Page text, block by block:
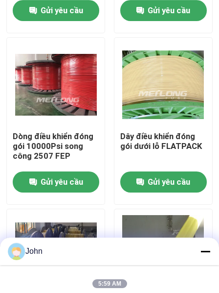
Trang Chủ
Video
Về chúng tôi
Tham quan nhà máy
Liên hệ chúng tôi
Tin tức
Các trường hợp
Đường dây điều khiển thủy lực
Gửi yêu cầu
Gửi yêu cầu
Dòng điều khiển đóng
gói 10000Psi song
công 2507 FEP
Gửi yêu cầu
Dây điều khiển đóng
gói dưới lỗ FLATPACK
Gửi yêu cầu
John
5:59 AM